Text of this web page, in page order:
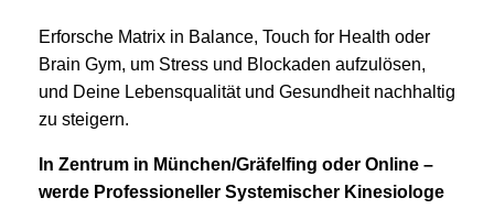
Erforsche Matrix in Balance, Touch for Health oder
Brain Gym, um Stress und Blockaden aufzulösen,
und Deine Lebensqualität und Gesundheit nachhaltig
zu steigern.
In Zentrum in München/Gräfelfing oder Online –
werde Professioneller Systemischer Kinesiologe